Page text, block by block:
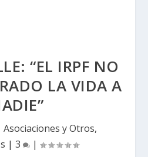
“EL IRPF NO
LA VIDA A
Asociaciones y Otros,
| 3 |